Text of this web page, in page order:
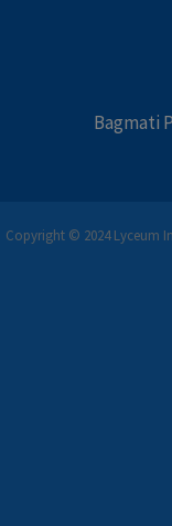
Bagmati
Copyright © 2024 Lyceum